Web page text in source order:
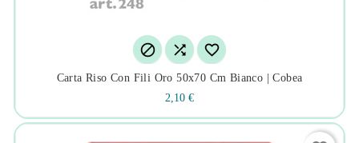
  
Carta Riso Con Fili Oro 50x70 Cm Bianco | Cobea
2,10 €